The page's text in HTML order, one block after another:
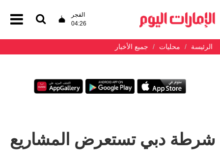
الفجر
04:26
الرئيسة محليات جميع الأخبار
شرطة دبي تستعرض المشاريع